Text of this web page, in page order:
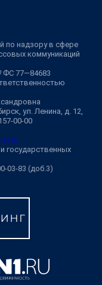
по надзору в сфере
коммуникаций
ФС 77—84683
ул. Ленина, д. 12,
00-00
государственных
03-83 (доб.3)